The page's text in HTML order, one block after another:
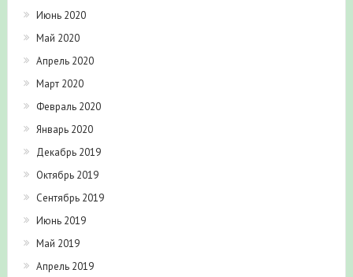
Июнь 2020
Май 2020
Апрель 2020
Март 2020
Февраль 2020
Январь 2020
Декабрь 2019
Октябрь 2019
Сентябрь 2019
Июнь 2019
Май 2019
Апрель 2019